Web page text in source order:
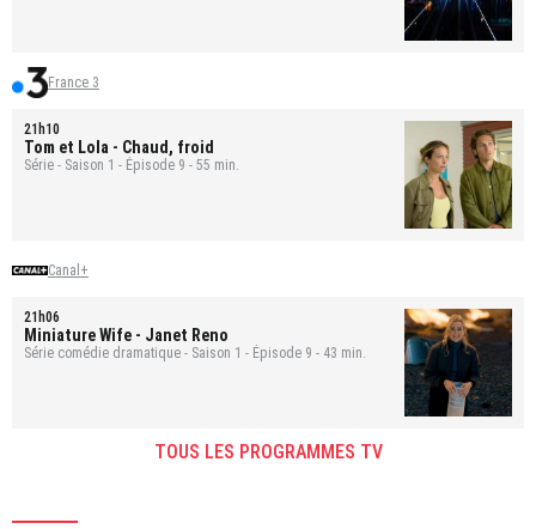
France 3
21h10
Tom et Lola - Chaud, froid
Série - Saison 1 - Épisode 9 - 55 min.
Canal+
21h06
Miniature Wife - Janet Reno
Série comédie dramatique - Saison 1 - Épisode 9 - 43 min.
TOUS LES PROGRAMMES TV